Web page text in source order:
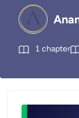
1 chapter